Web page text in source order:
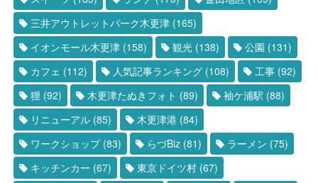
三井アウトレットパーク木更津 (165)
イオンモール木更津 (158) 観光 (138) 公園 (131)
カフェ (112) 人気記事ランキング (108) 工事 (92)
狸 (92) 木更津たぬきフォト (89) 袖ケ浦駅 (88)
リニューアル (85) 木更津港 (84)
ワークショップ(83) らづBiz (81) ラーメン (75)
キッチンカー (67) 東京ドイツ村 (67)